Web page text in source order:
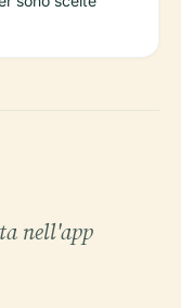
nell'app